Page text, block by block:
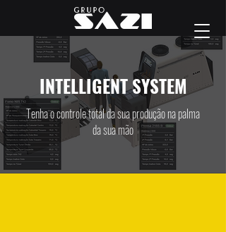
INTELLIGENT SYSTEM
Tenha o controle total da sua produção na palma
da sua mão